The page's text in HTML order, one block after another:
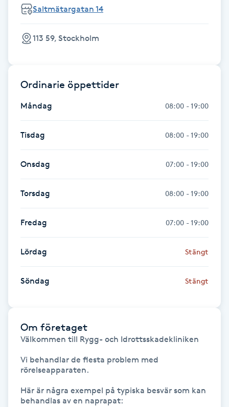
Headspa
Herrklippning
HIFU
Hollywood Peel
Hot Stone Massage
Hot yoga
Hudföryngring
Huduppstramning
Hudvård
Hyaluronsyra
Hyperhidros
Hypnos
Saltmätargatan 14
113 59, Stockholm
Ordinarie öppettider
Måndag 08:00 - 19:00
Tisdag 08:00 - 19:00
Onsdag 07:00 - 19:00
Torsdag 08:00 - 19:00
Fredag 07:00 - 19:00
Lördag Stängt
Söndag Stängt
Om företaget
Välkommen till Rygg- och Idrottsskadekliniken
Vi behandlar de flesta problem med
rörelseapparaten.
Här är några exempel på typiska besvär som kan
behandlas av en naprapat: